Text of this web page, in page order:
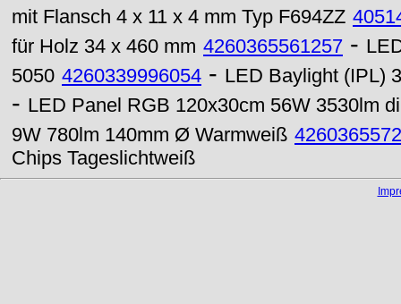
mit Flansch 4 x 11 x 4 mm Typ F694ZZ
für Holz 34 x 460 mm 4260365561257 -
5050 4260339996054 - LED Baylight (IPL)
- LED Panel RGB 120x30cm 56W 3530lm
9W 780lm 140mm Ø Warmweiß
Chips Tageslichtweiß